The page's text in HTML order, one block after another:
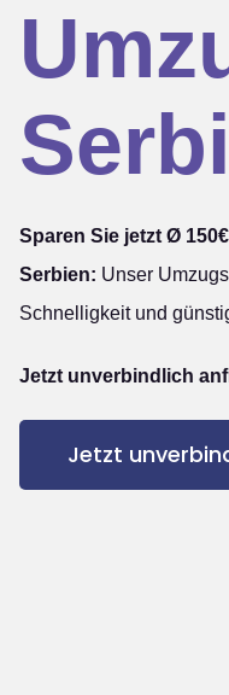
Sparen Sie jetzt Ø
Serbien: Unser
Schnelligkeit und
Jetzt unverbindlich
Jetzt